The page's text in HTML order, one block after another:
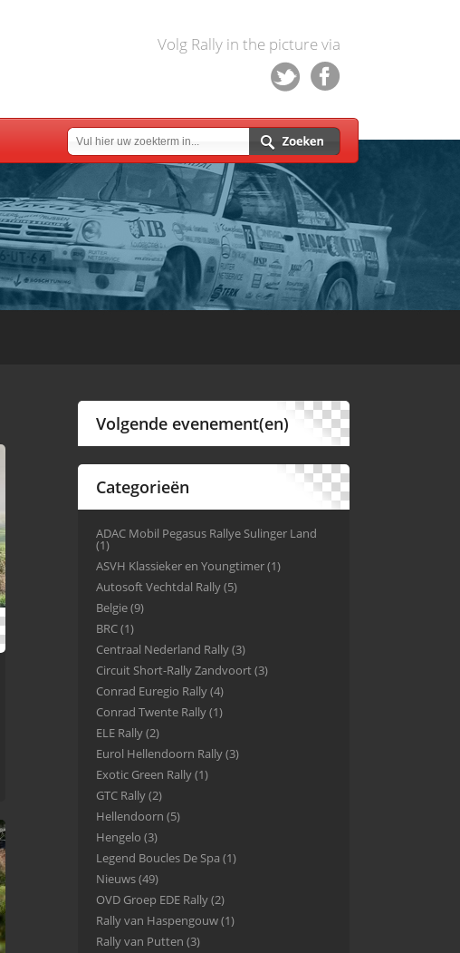
Volg Rally in the picture via
Volgende evenement(en)
Categorieën
ADAC Mobil Pegasus Rallye Sulinger Land
(1)
ASVH Klassieker en Youngtimer(1)
Autosoft Vechtdal Rally(5)
Belgie(9)
BRC(1)
Centraal Nederland Rally(3)
Circuit Short-Rally Zandvoort(3)
Conrad Euregio Rally(4)
Conrad Twente Rally(1)
ELE Rally(2)
Eurol Hellendoorn Rally(3)
Exotic Green Rally(1)
GTC Rally(2)
Hellendoorn (5)
Hengelo (3)
Legend Boucles De Spa (1)
Nieuws(49)
OVD Groep EDE Rally(2)
Rally van Haspengouw(1)
Rally van Putten (3)